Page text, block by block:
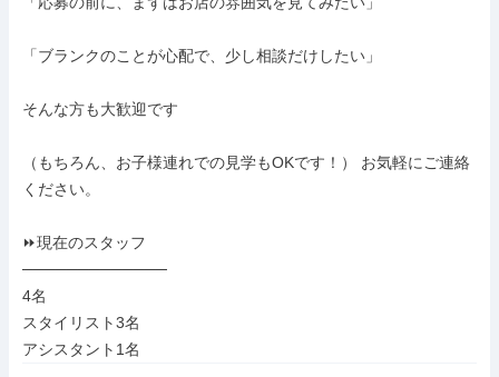
「ブランクのことが心配で、少し相談だけしたい」
そんな方も大歓迎です
（もちろん、お子様連れでの見学もOKです！） お気軽にご連絡
ください。
⏩現在のスタッフ
─────────────
4名
スタイリスト3名
アシスタント1名